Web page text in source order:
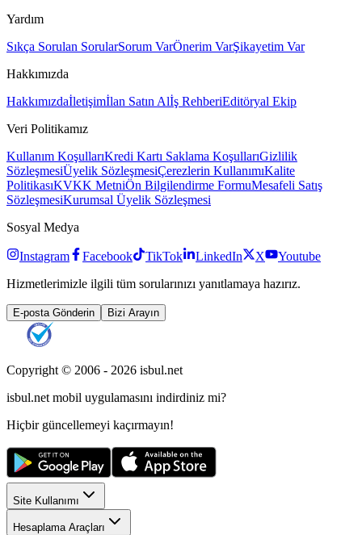
Yardım
Sıkça Sorulan SorularSorum VarÖnerim VarŞikayetim Var
Hakkımızda
Hakkımızdaİletişimİlan Satın Alİş RehberiEditöryal Ekip
Veri Politikamız
Kullanım KoşullarıKredi Kartı Saklama KoşullarıGizlilik
SözleşmesiÜyelik SözleşmesiÇerezlerin KullanımıKalite
PolitikasıKVKK MetniÖn Bilgilendirme FormuMesafeli Satış
SözleşmesiKurumsal Üyelik Sözleşmesi
Sosyal Medya
Instagram Facebook TikTok LinkedIn X
Youtube
Hizmetlerimizle ilgili tüm sorularınızı yanıtlamaya hazırız.
E-posta Gönderin Bizi Arayın
Copyright © 2006 - 2026 isbul.net
isbul.net mobil uygulamasını indirdiniz mi?
Hiçbir güncellemeyi kaçırmayın!
Site Kullanımı
Hesaplama Araçları